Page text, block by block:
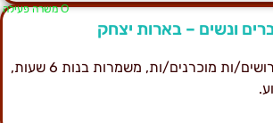
Ο משרה פעילה
ונשים – בארות יצחק
לרשת אופנה גדולה דרושים/ות מוכרנים/ות, משמרות בנות 6 שעות,